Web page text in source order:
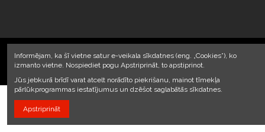
2023 © Armando Auto SIA
Informējam, ka šī vietne satur e-veikala sīkdatnes (eng. „Cookies”), ko
izmanto vietne. Nospiediet pogu Apstriprināt, to apstiprinot.
Jūs jebkurā brīdī varat atcelt norādīto piekrišanu, mainot tīmekļa
pārlūkprogrammas iestatījumus un dzēšot saglabātās sīkdatnes.
Apstriprināt